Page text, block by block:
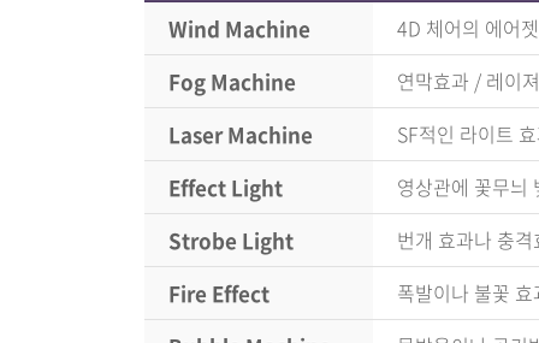
Wind Machine 4D 체어의 에어
Fog Machine 연막효과 / 레이
Laser Machine SF적인 라이트
Effect Light 영상관에 꽃무늬
Strobe Light 번개 효과나 충격
Fire Effect 폭발이나 불꽃 효